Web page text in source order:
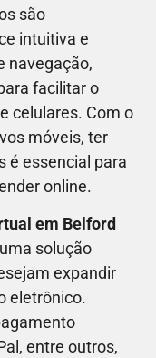
são
intuitiva e
navegação,
facilitar o
celulares. Com o
móveis, ter
é essencial para
online.
em Belford
solução
expandir
eletrônico.
entre outros,